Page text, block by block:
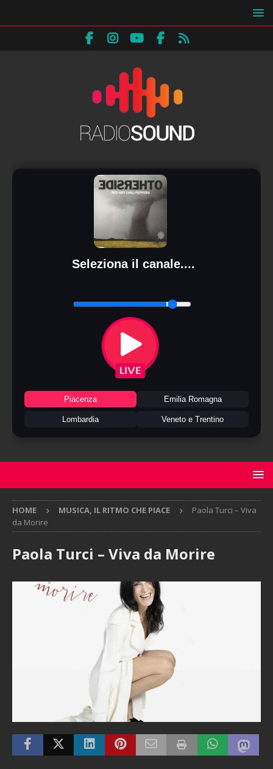
Seleziona il canale....
Piacenza Emilia Romagna
Lombardia Veneto e Trentino
HOME MUSICA, IL RITMO CHE PIACE
Paola Turci – Viva
da Morire
Paola Turci – Viva da Morire